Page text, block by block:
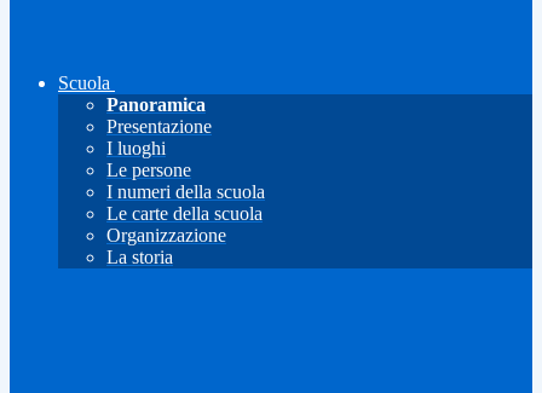
Scuola
Panoramica
Presentazione
I luoghi
Le persone
I numeri della scuola
Le carte della scuola
Organizzazione
La storia